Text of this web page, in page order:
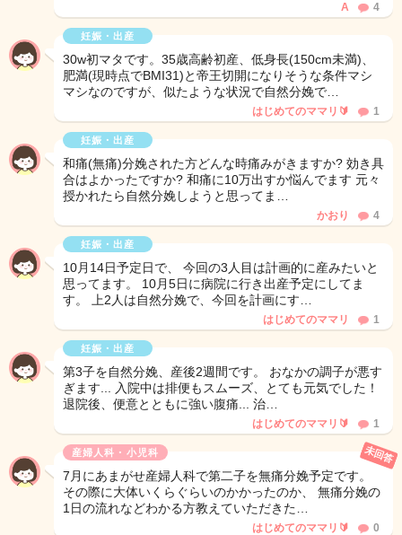
A 4
妊娠・出産
30w初マタです。35歳高齢初産、低身長(150cm未満)、
肥満(現時点でBMI31)と帝王切開になりそうな条件マシ
マシなのですが、似たような状況で自然分娩で…
はじめてのママリ🔰 1
妊娠・出産
和痛(無痛)分娩された方どんな時痛みがきますか? 効き具
合はよかったですか? 和痛に10万出すか悩んでます 元々
授かれたら自然分娩しようと思ってま…
かおり 4
妊娠・出産
10月14日予定日で、 今回の3人目は計画的に産みたいと
思ってます。 10月5日に病院に行き出産予定にしてま
す。 上2人は自然分娩で、今回を計画にす…
はじめてのママリ 1
妊娠・出産
第3子を自然分娩、産後2週間です。 おなかの調子が悪す
ぎます... 入院中は排便もスムーズ、とても元気でした！
退院後、便意とともに強い腹痛... 治…
はじめてのママリ🔰 1
産婦人科・小児科
7月にあまがせ産婦人科で第二子を無痛分娩予定です。
その際に大体いくらぐらいのかかったのか、 無痛分娩の
1日の流れなどわかる方教えていただきた…
未回答
はじめてのママリ🔰 0